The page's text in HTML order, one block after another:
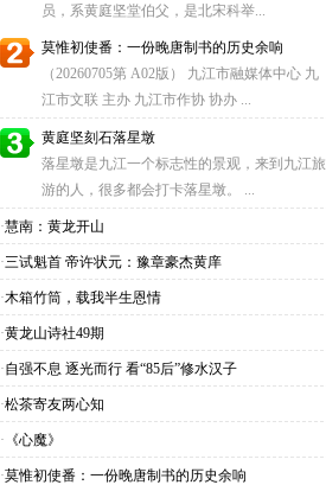
员，系黄庭坚堂伯父，是北宋科举...
莫惟初使番：一份晚唐制书的历史余响
（20260705第 A02版） 九江市融媒体中心 九
江市文联 主办 九江市作协 协办 ...
黄庭坚刻石落星墩
落星墩是九江一个标志性的景观，来到九江旅
游的人，很多都会打卡落星墩。 ...
·慧南：黄龙开山
·三试魁首 帝许状元：豫章豪杰黄庠
·木箱竹筒，载我半生恩情
·黄龙山诗社49期
·自强不息 逐光而行 看“85后”修水汉子
·松茶寄友两心知
· 《心魔》
·莫惟初使番：一份晚唐制书的历史余响